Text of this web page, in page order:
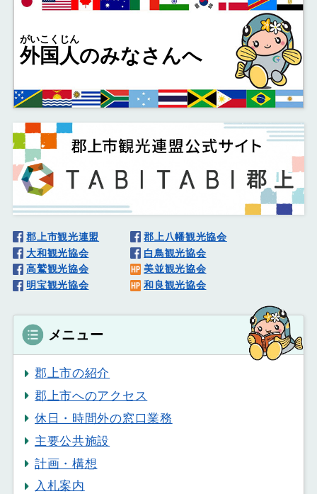
外国人
がいこくじん
のみなさんへ
郡上市観光連盟
郡上八幡観光協会
大和観光協会
白鳥観光協会
高鷲観光協会
美並観光協会
明宝観光協会
和良観光協会
メニュー
郡上市の紹介
郡上市へのアクセス
休日・時間外の窓口業務
主要公共施設
計画・構想
入札案内